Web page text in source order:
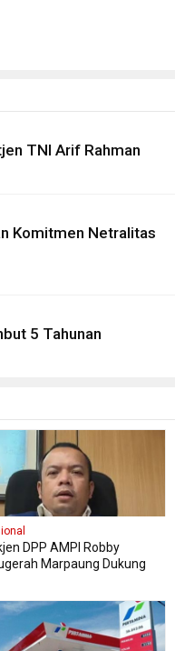
TNI Arif Rahman
Komitmen Netralitas
5 Tahunan
DPP AMPI Robby
Marpaung Dukung